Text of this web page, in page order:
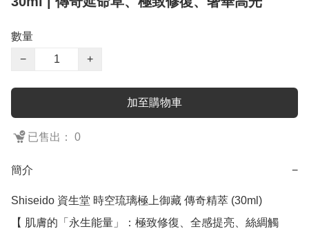
數量
−
+
加至購物車
已售出： 0
簡介 −
Shiseido 資生堂 時空琉璃極上御藏 傳奇精萃 (30ml)
【 肌膚的「永生能量」：極致修復、全感提亮、絲綢觸